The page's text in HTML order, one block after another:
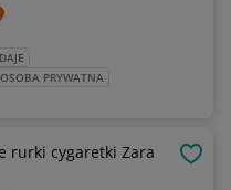
PRYWATNA
rurki cygaretki Zara